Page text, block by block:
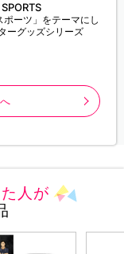
ポーツ」をテーマにし
ーグッズシリーズ
人が